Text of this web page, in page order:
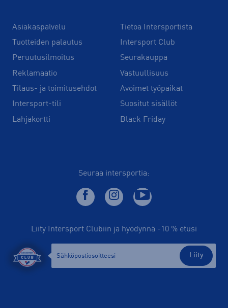
Asiakaspalvelu
Tuotteiden palautus
Peruutusilmoitus
Reklamaatio
Tilaus- ja toimitusehdot
Intersport-tili
Lahjakortti
Tietoa Intersportista
Intersport Club
Seurakauppa
Vastuullisuus
Avoimet työpaikat
Suositut sisällöt
Black Friday
Seuraa intersportia:
Liity Intersport Clubiin ja hyödynnä -10 % etusi
Liity